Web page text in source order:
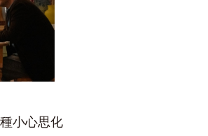
小心思化